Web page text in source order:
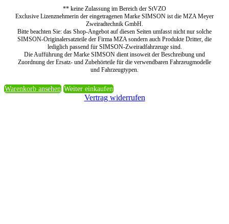
** keine Zulassung im Bereich der StVZO
Exclusive Lizenznehmerin der eingetragenen Marke SIMSON ist die MZA Meyer
Zweiradtechnik GmbH.
Bitte beachten Sie: das Shop-Angebot auf diesen Seiten umfasst nicht nur solche
SIMSON-Originalersatzteile der Firma MZA sondern auch Produkte Dritter, die
lediglich passend für SIMSON-Zweiradfahrzeuge sind.
Die Aufführung der Marke SIMSON dient insoweit der Beschreibung und
Zuordnung der Ersatz- und Zubehörteile für die verwendbaren Fahrzeugmodelle
und Fahrzeugtypen.
Warenkorb ansehen Weiter einkaufen
Vertrag widerrufen